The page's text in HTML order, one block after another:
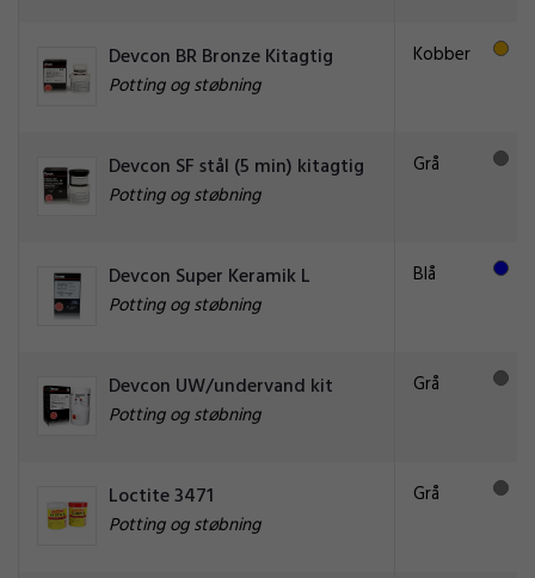
Devcon BR Bronze Kitagtig
Potting og støbning
Kobber
Devcon SF stål (5 min) kitagtig
Potting og støbning
Grå
Devcon Super Keramik L
Potting og støbning
Blå
Devcon UW/undervand kit
Potting og støbning
Grå
Loctite 3471
Potting og støbning
Grå